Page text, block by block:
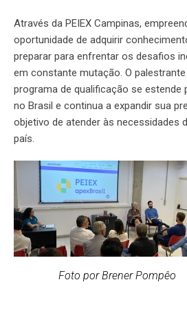
Através da PEIEX Campinas,
oportunidade de adquirir
preparar para enfrentar os desafios
em constante mutação. O
programa de qualificação se estende
no Brasil e continua a expandir sua
objetivo de atender às necessidades
país.
Foto por Brener Pompêo